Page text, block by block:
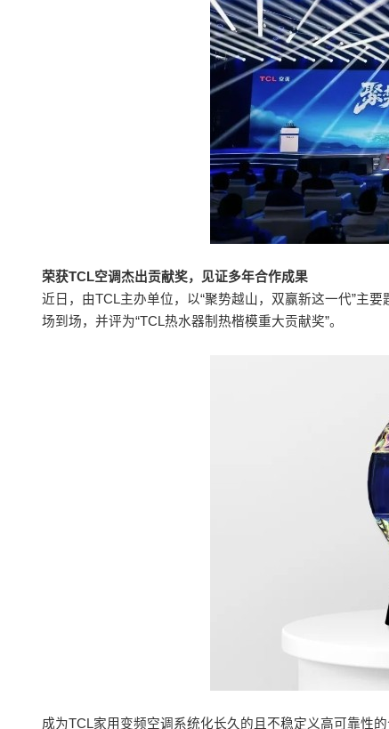
荣获TCL空调杰出贡献奖，见证多年合作成果
近日，由TCL主办单位，以“聚势越山，双赢新这一代”主
场到场，并评为“TCL热水器制热楷模重大贡献奖”。
成为TCL家用变频空调系统化长久的且不稳定义高可靠性